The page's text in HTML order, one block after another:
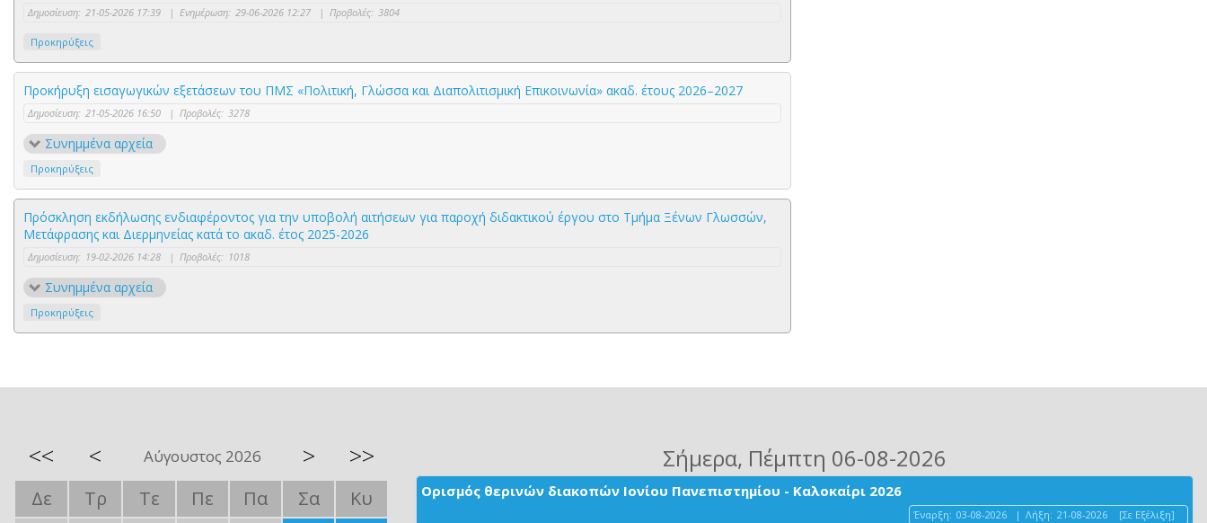
Δημοσίευση: 21-05-2026 17:39 | Ενημέρωση: 29-06-2026 12:27 | Προβολές: 3804
Προκηρύξεις
Προκήρυξη εισαγωγικών εξετάσεων του ΠΜΣ «Πολιτική, Γλώσσα και Διαπολιτισμική Επικοινωνία» ακαδ. έτους 2026–2027
Δημοσίευση: 21-05-2026 16:50 | Προβολές: 3278
Συνημμένα αρχεία
Προκηρύξεις
Πρόσκληση εκδήλωσης ενδιαφέροντος για την υποβολή αιτήσεων για παροχή διδακτικού έργου στο Τμήμα Ξένων Γλωσσών,
Μετάφρασης και Διερμηνείας κατά το ακαδ. έτος 2025-2026
Δημοσίευση: 19-02-2026 14:28 | Προβολές: 1018
Συνημμένα αρχεία
Προκηρύξεις
<< < Αύγουστος 2026 > >>
Δε Τρ Τε Πε Πα Σα
Κυ
Σήμερα, Πέμπτη 06-08-2026
Ορισμός θερινών διακοπών Ιονίου Πανεπιστημίου - Καλοκαίρι 2026
Έναρξη: 03-08-2026 | Λήξη: 21-08-2026 [Σε Εξέλιξη]